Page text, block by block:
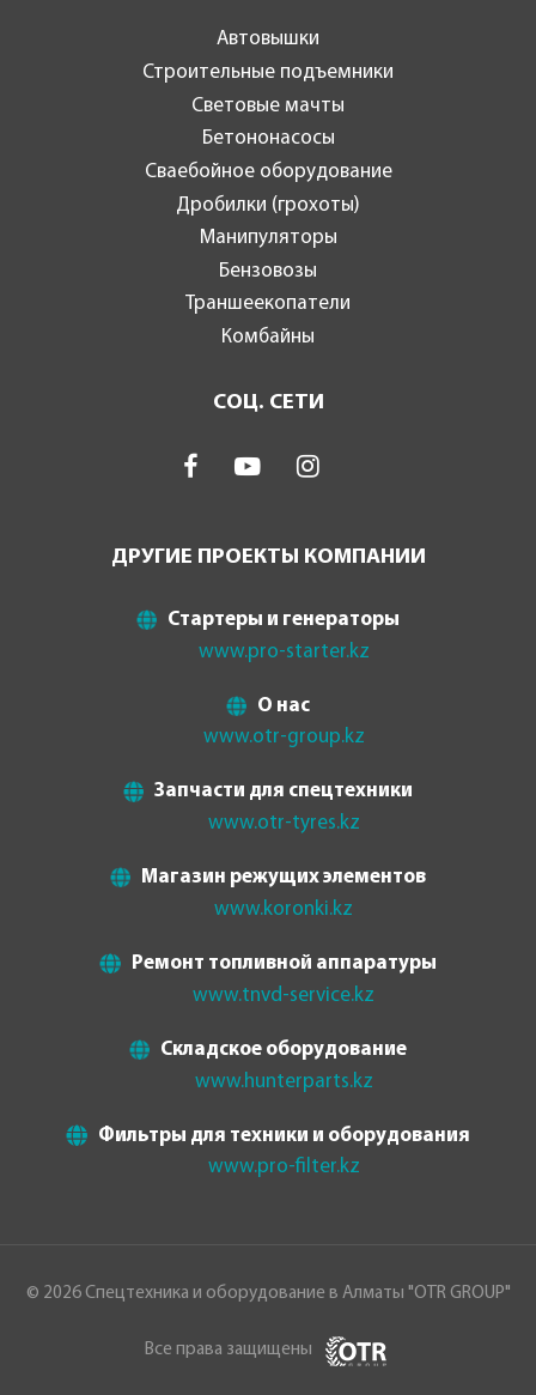
Автовышки
Строительные подъемники
Световые мачты
Бетононасосы
Сваебойное оборудование
Дробилки (грохоты)
Манипуляторы
Бензовозы
Траншеекопатели
Комбайны
СОЦ. СЕТИ
ДРУГИЕ ПРОЕКТЫ КОМПАНИИ
Стартеры и генераторы
www.pro-starter.kz
О нас
www.otr-group.kz
Запчасти для спецтехники
www.otr-tyres.kz
Магазин режущих элементов
www.koronki.kz
Ремонт топливной аппаратуры
www.tnvd-service.kz
Складское оборудование
www.hunterparts.kz
Фильтры для техники и оборудования
www.pro-filter.kz
© 2026 Спецтехника и оборудование в Алматы "OTR GROUP"
Все права защищены